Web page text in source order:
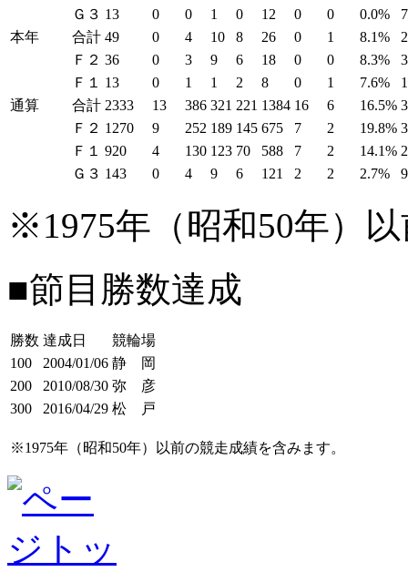
Ｇ３ 13 0 0 1 0 12 0 0 0.0%
本年
合計 49 0 4 10 8 26 0 1 8.1%
Ｆ２ 36 0 3 9 6 18 0 0 8.3%
Ｆ１
13 0 1 1 2 8 0 1 7.6%
通算
合計 2333 13 386 321 221 1384 16 6 16.5%
Ｆ２ 1270 9 252 189 145 675 7 2 19.8%
Ｆ１
920 4 130 123 70 588 7 2 14.1%
Ｇ３ 143 0 4 9 6 121 2 2 2.7%
※1975年（昭和50年）
■節目勝数達成
勝数 達成日
競輪場
100
2004/01/06 静 岡
200
2010/08/30 弥 彦
300
2016/04/29 松 戸
※1975年（昭和50年）以前の競走成績を含みます。